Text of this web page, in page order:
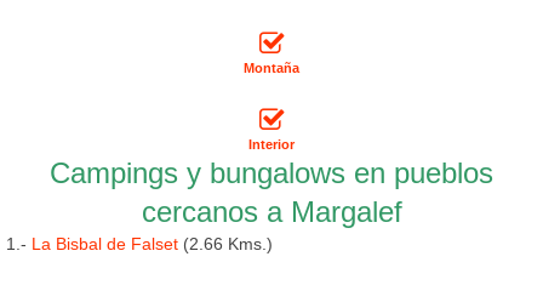
Montaña
Interior
Campings y bungalows en pueblos
cercanos a Margalef
1.- La Bisbal de Falset (2.66 Kms.)